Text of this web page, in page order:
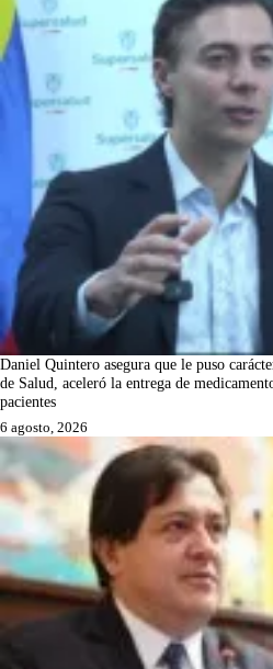
Daniel Quintero asegura que le puso
de Salud, aceleró la entrega de
pacientes
6 agosto, 2026